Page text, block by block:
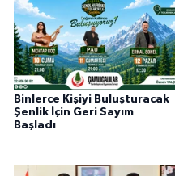
Binlerce Kişiyi Buluşturacak
Şenlik İçin Geri Sayım
Başladı